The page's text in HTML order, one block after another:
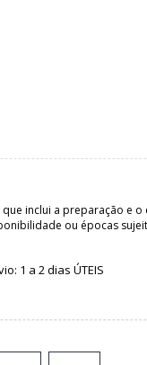
inclui a preparação e o
ou épocas
1 a 2 dias ÚTEIS